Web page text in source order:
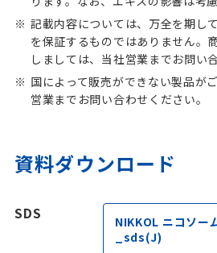
記載内容については、万全を期し
を保証するものではありません。
しましては、当社営業までお問い
国によって販売ができない製品が
営業までお問い合わせください。
資料ダウンロード
SDS
NIKKOL ニコソー
_sds(J)